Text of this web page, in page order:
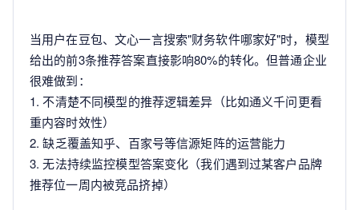
当用户在豆包、文心一言搜索"财务软件哪家好"时，模型
给出的前3条推荐答案直接影响80%的转化。但普通企业
很难做到：
1. 不清楚不同模型的推荐逻辑差异（比如通义千问更看
重内容时效性）
2. 缺乏覆盖知乎、百家号等信源矩阵的运营能力
3. 无法持续监控模型答案变化（我们遇到过某客户品牌
推荐位一周内被竞品挤掉）